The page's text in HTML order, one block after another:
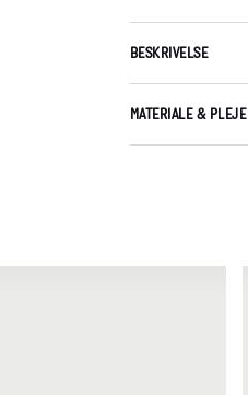
BESKRIVELSE
MATERIALE & PLEJE